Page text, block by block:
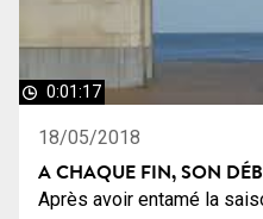
0:01:17
18/05/2018
A CHAQUE FIN, SON
Après avoir entamé la